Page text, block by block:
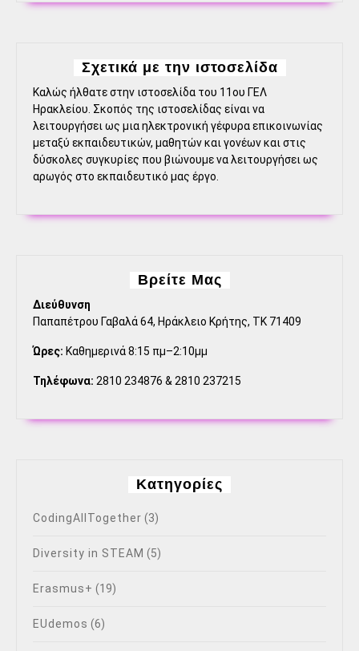
Σχετικά με την ιστοσελίδα
Καλώς ήλθατε στην ιστοσελίδα του 11ου ΓΕΛ
Ηρακλείου. Σκοπός της ιστοσελίδας είναι να
λειτουργήσει ως μια ηλεκτρονική γέφυρα επικοινωνίας
μεταξύ εκπαιδευτικών, μαθητών και γονέων και στις
δύσκολες συγκυρίες που βιώνουμε να λειτουργήσει ως
αρωγός στο εκπαιδευτικό μας έργο.
Βρείτε Μας
Διεύθυνση
Παπαπέτρου Γαβαλά 64, Ηράκλειο Κρήτης, ΤΚ 71409
Ώρες: Καθημερινά 8:15 πμ–2:10μμ
Τηλέφωνα: 2810 234876 & 2810 237215
Kατηγορίες
CodingAllTogether (3)
Diversity in STEAM (5)
Erasmus+ (19)
EUdemos (6)